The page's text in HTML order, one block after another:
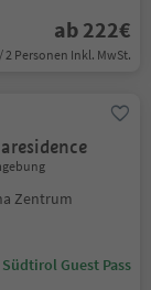
ab 222€
2 Personen Inkl. MwSt.
Zentrum
Südtirol Guest Pass